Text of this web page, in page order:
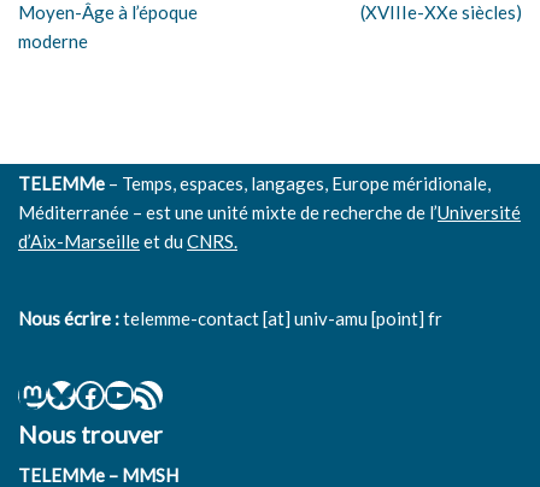
Moyen-Âge à l’époque
moderne
(XVIIIe-XXe siècles)
TELEMMe – Temps, espaces, langages, Europe méridionale,
Méditerranée – est une unité mixte de recherche de l’Université
d’Aix-Marseilleet duCNRS.
Nous écrire :telemme-contact [at] univ-amu [point] fr
Nous trouver
TELEMMe – MMSH